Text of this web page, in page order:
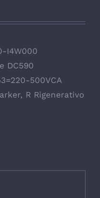
I4W000
DC590
500VCA
, R Rigenerativo